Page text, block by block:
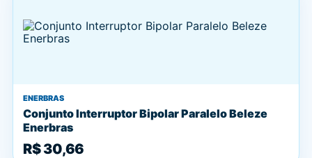
ENERBRAS
Conjunto Interruptor Bipolar Paralelo Beleze
Enerbras
R$ 30,66